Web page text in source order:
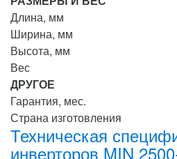
Длина, мм
Ширина, мм
Высота, мм
Вес
ДРУГОЕ
Гарантия, мес.
Страна изготовления
Техническая
инверторов MIN